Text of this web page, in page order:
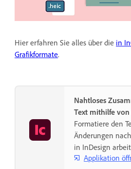
Hier erfahren Sie alles über die in
Grafikformate.
Nahtloses
Text mithilfe
Formatiere den
Änderungen
in InDesign
Applikation